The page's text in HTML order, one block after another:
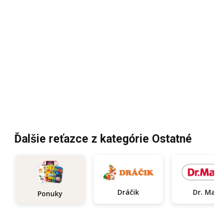
Ďalšie reťazce z kategórie Ostatné
Ponuky Dráčik Dr. Max